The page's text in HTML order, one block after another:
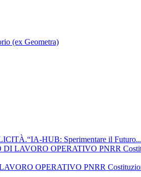
(ex Geometra)
HUB: Sperimentare il
OPERATIVO PNRR
OPERATIVO PNRR